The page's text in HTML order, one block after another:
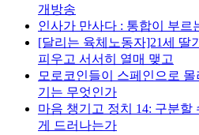
개방송
인사가 만사다 : 통합이 부르
[달리는 육체노동자]21세 딸
피우고 서서히 열매 맺고
모로코인들이 스페인으로
기는 무엇인가
마음 챙기고 정치 14: 구분할
게 드러나는가